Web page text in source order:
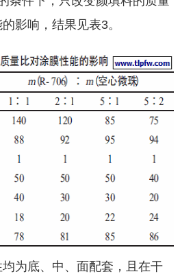
影响，结果见表3。
为底、中、面配套，且在干